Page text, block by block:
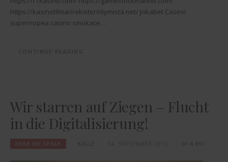
https://kasinotilmanrekisteröitymistä.net/ Jokabet Casino
supernopea casino smokace…
Wir starren auf Ziegen – Flucht
in die Digitalisierung!
HEAR ME SPEAK